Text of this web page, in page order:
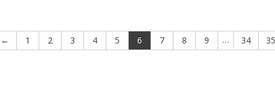
← 1 2 3 4 5 6 7 8 9 … 34 35